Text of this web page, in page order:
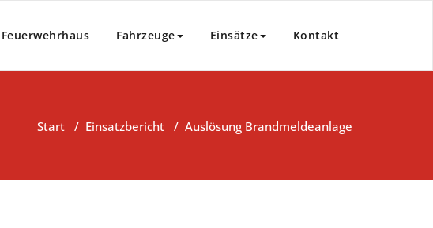
Feuerwehrhaus Fahrzeuge Einsätze Kontakt
Start / Einsatzbericht / Auslösung Brandmeldeanlage